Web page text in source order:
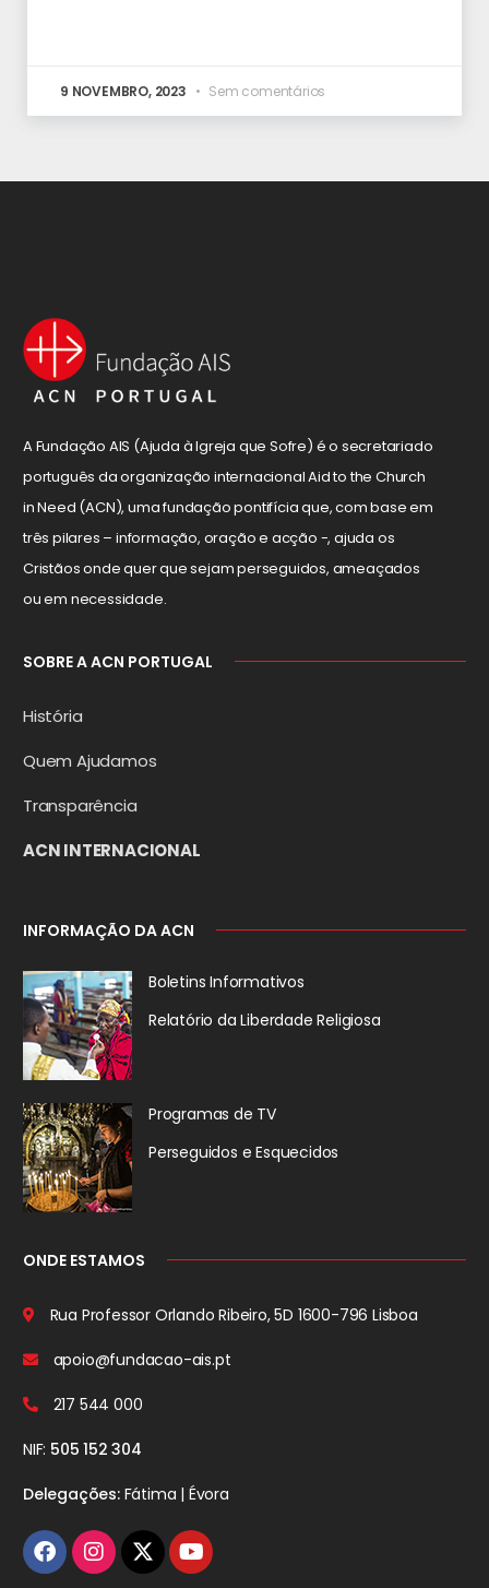
9 NOVEMBRO, 2023 Sem comentários
A Fundação AIS (Ajuda à Igreja que Sofre) é o secretariado
português da organização internacional Aid to the Church
in Need (ACN), uma fundação pontifícia que, com base em
três pilares – informação, oração e acção -, ajuda os
Cristãos onde quer que sejam perseguidos, ameaçados
ou em necessidade.
SOBRE A ACN PORTUGAL
História
Quem Ajudamos
Transparência
ACN INTERNACIONAL
INFORMAÇÃO DA ACN
Boletins Informativos
Relatório da Liberdade Religiosa
Programas de TV
Perseguidos e Esquecidos
ONDE ESTAMOS
Rua Professor Orlando Ribeiro, 5D 1600-796 Lisboa
apoio@fundacao-ais.pt
217 544 000
NIF: 505 152 304
Delegações:Fátima | Évora